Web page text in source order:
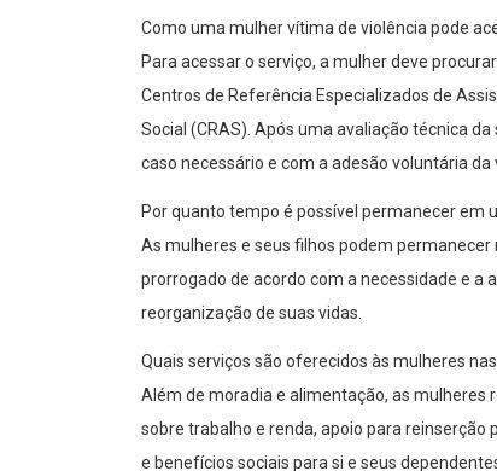
Como uma mulher vítima de violência pode
Para acessar o serviço, a mulher deve
Centros de Referência Especializados de
Social (CRAS). Após uma avaliação técnica
caso necessário e com a adesão voluntária da
Por quanto tempo é possível permanecer em
As mulheres e seus filhos podem
prorrogado de acordo com a necessidade e a
reorganização de suas vidas.
Quais serviços são oferecidos às mulheres
Além de moradia e alimentação, as
sobre trabalho e renda, apoio para reinserção
e benefícios sociais para si e seus